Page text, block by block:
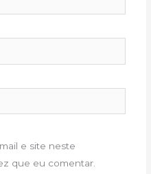
e site neste
que eu comentar.